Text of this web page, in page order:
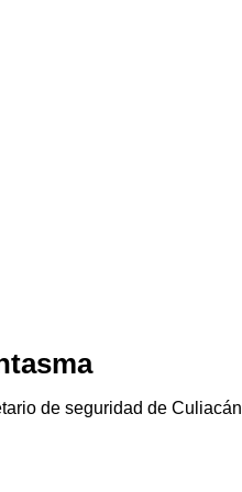
de seguridad de Culiacán